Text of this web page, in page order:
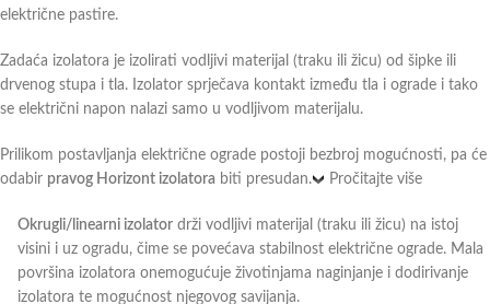
električne pastire.
Zadaća izolatora je izolirati vodljivi materijal (traku ili žicu) od šipke ili
drvenog stupa i tla. Izolator sprječava kontakt između tla i ograde i tako
se električni napon nalazi samo u vodljivom materijalu.
Prilikom postavljanja električne ograde postoji bezbroj mogućnosti, pa će
odabir pravog Horizont izolatora biti presudan. Pročitajte više
Okrugli/linearni izolator drži vodljivi materijal (traku ili žicu) na istoj
visini i uz ogradu, čime se povećava stabilnost električne ograde. Mala
površina izolatora onemogućuje životinjama naginjanje i dodirivanje
izolatora te mogućnost njegovog savijanja.